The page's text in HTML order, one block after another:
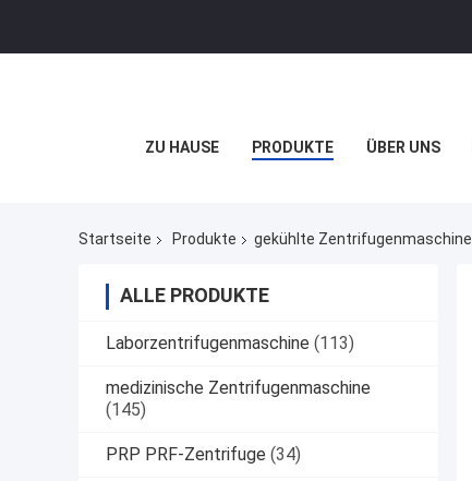
ZU HAUSE PRODUKTE ÜBER UNS
Startseite Produkte gekühlte Zentrifugenmaschine
ALLE PRODUKTE
Laborzentrifugenmaschine (113)
medizinische Zentrifugenmaschine
(145)
PRP PRF-Zentrifuge (34)